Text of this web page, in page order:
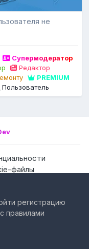
не
Супермодератор
Редактор
PREMIUM
Пользователь
файлы
регистрацию
правилами